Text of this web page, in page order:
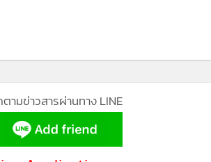
ามข่าวสารผ่านทาง LINE